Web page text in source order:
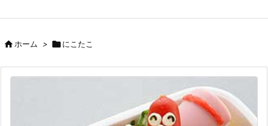
サイド

検索
ホーム > にこたこ